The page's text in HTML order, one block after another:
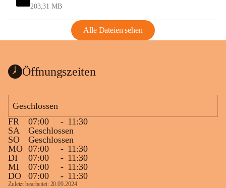
203,31 MB
Alle Dateien sehen
Öffnungszeiten
Geschlossen
FR
07:00 - 11:30
SA
Geschlossen
SO
Geschlossen
MO 07:00 - 11:30
DI
07:00 - 11:30
MI
07:00 - 11:30
DO
07:00 - 11:30
Zuletzt bearbeitet: 20.09.2024